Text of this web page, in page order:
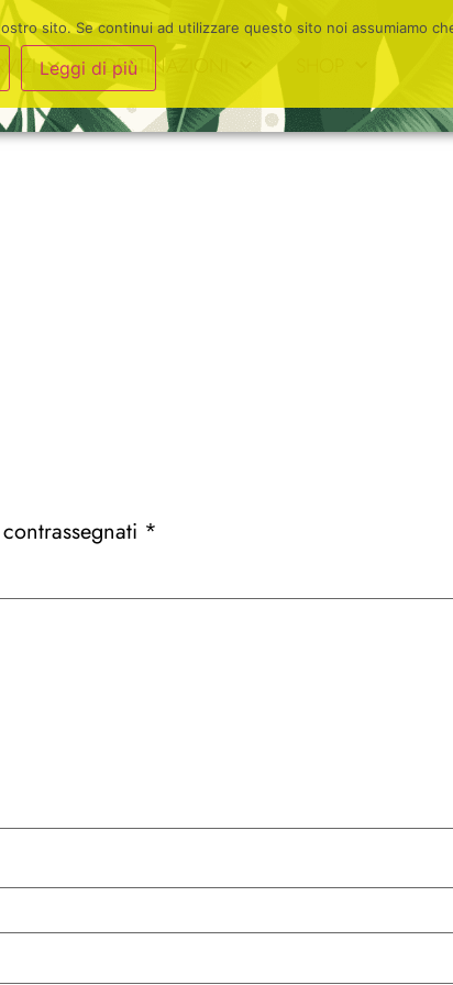
DESTINAZIONI
*
sito. Se continui ad utilizzare questo sito noi assumiamo
Leggi di più